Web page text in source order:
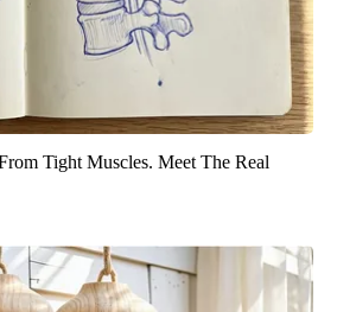
Tight Muscles. Meet The Real